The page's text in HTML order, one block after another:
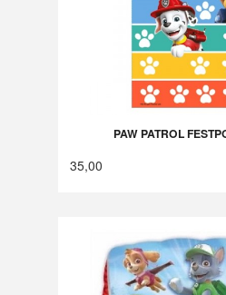
PAW PATROL
35,00